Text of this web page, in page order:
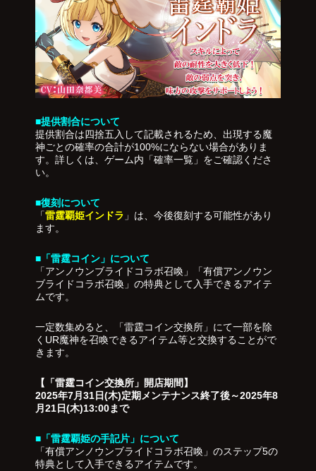
■提供割合について
提供割合は四捨五入して記載されるため、出現する魔
神ごとの確率の合計が100%にならない場合がありま
す。詳しくは、ゲーム内「確率一覧」をご確認くださ
い。
■復刻について
「雷霆覇姫インドラ 」は、今後復刻する可能性があり
ます。
■「雷霆コイン」について
「アンノウンブライドコラボ召喚」「有償アンノウン
ブライドコラボ召喚」の特典として入手できるアイテ
ムです。
一定数集めると、「雷霆コイン交換所」にて一部を除
くUR魔神を召喚できるアイテム等と交換することがで
きます。
【「雷霆コイン交換所」開店期間】
2025年7月31日(木)定期メンテナンス終了後～2025年8
月21日(木)13:00まで
■「雷霆覇姫の手記片」について
「有償アンノウンブライドコラボ召喚」のステップ5の
特典として入手できるアイテムです。